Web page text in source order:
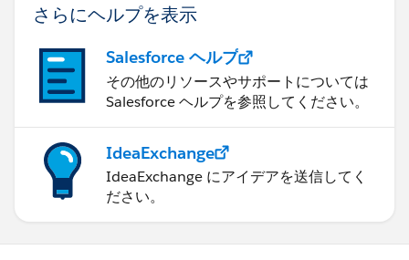
さらにヘルプを表示
Salesforce ヘルプ
その他のリソースやサポートについては
Salesforce ヘルプを参照してください。
IdeaExchange
IdeaExchange にアイデアを送信してく
ださい。